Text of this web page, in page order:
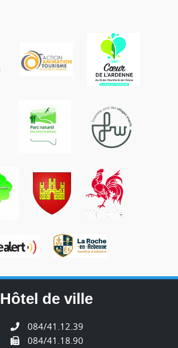
Hôtel de ville
084/41.12.39
084/41.18.90